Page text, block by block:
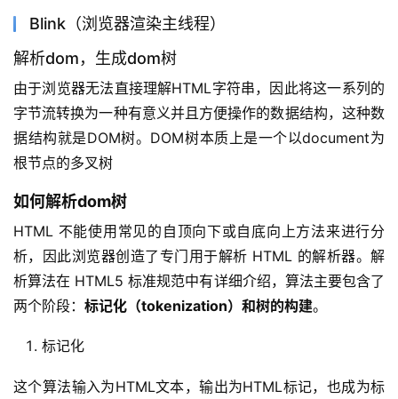
Blink（浏览器渲染主线程）
解析dom，生成dom树
由于浏览器无法直接理解HTML字符串，因此将这一系列的
字节流转换为一种有意义并且方便操作的数据结构，这种数
据结构就是DOM树。DOM树本质上是一个以document为
根节点的多叉树
如何解析dom树
HTML 不能使用常见的自顶向下或自底向上方法来进行分
析，因此浏览器创造了专门用于解析 HTML 的解析器。解
析算法在 HTML5 标准规范中有详细介绍，算法主要包含了
两个阶段： 标记化（tokenization）和树的构建。
标记化
这个算法输入为HTML文本，输出为HTML标记，也成为标